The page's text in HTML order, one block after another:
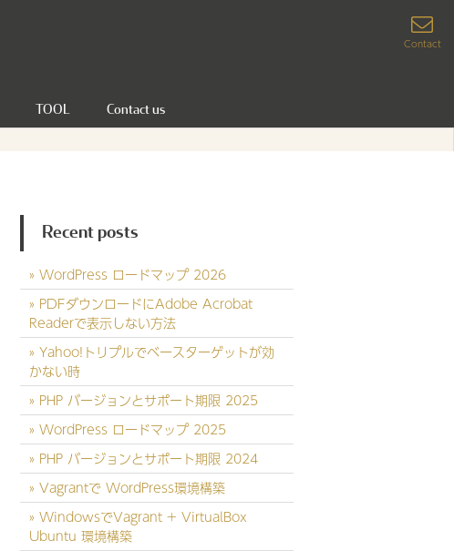
Contact
TOOL Contact us
Recent posts
WordPress ロードマップ 2026
PDFダウンロードにAdobe Acrobat
Readerで表示しない方法
Yahoo!トリプルでベースターゲットが効
かない時
PHP バージョンとサポート期限 2025
WordPress ロードマップ 2025
PHP バージョンとサポート期限 2024
Vagrantで WordPress環境構築
WindowsでVagrant + VirtualBox
Ubuntu 環境構築